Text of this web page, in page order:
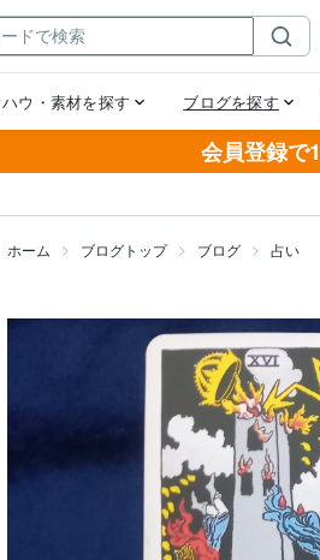
会員登録で
ホーム ブログトップ ブログ 占い